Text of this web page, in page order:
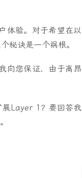
体验。对于希望在以
秘诀是一个祸根。
向您保证，由于高昂
展Layer 1？要回答我